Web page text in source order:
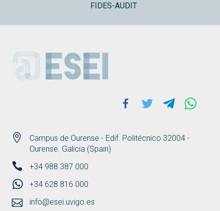
FIDES-AUDIT
ESEI
Campus de Ourense - Edif. Politécnico 32004 -
Ourense. Galicia (Spain)
+34 988 387 000
+34 628 816 000
info@esei.uvigo.es
Facebook
Twitter Telegram